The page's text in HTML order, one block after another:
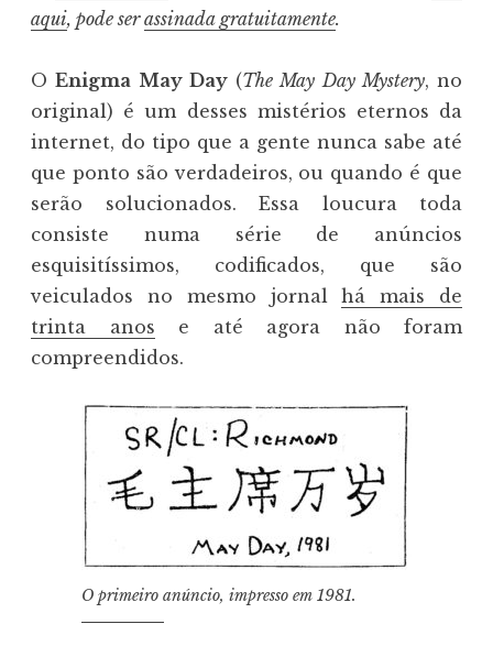
aqui, pode serassinada gratuitamente.
OEnigma May Day(The May Day Mystery, no
original) é um desses mistérios eternos da
internet, do tipo que a gente nunca sabe até
que ponto são verdadeiros, ou quando é que
serão solucionados. Essa loucura toda
consiste numa série de anúncios
esquisitíssimos, codificados, que são
veiculados no mesmo jornalhá mais de
trinta anos e até agora não foram
compreendidos.
O primeiro anúncio, impresso em 1981.